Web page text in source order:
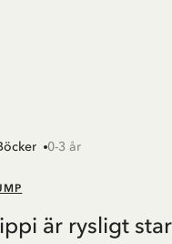
0-3 år
är rysligt